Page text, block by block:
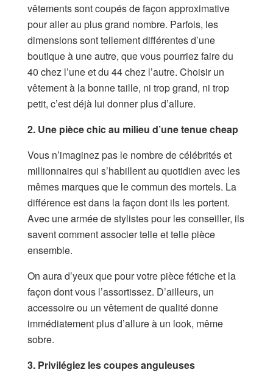
vêtements sont coupés de façon approximative
pour aller au plus grand nombre. Parfois, les
dimensions sont tellement différentes d’une
boutique à une autre, que vous pourriez faire du
40 chez l’une et du 44 chez l’autre. Choisir un
vêtement à la bonne taille, ni trop grand, ni trop
petit, c’est déjà lui donner plus d’allure.
2. Une pièce chic au milieu d’une tenue cheap
Vous n’imaginez pas le nombre de célébrités et
millionnaires qui s’habillent au quotidien avec les
mêmes marques que le commun des mortels. La
différence est dans la façon dont ils les portent.
Avec une armée de stylistes pour les conseiller, ils
savent comment associer telle et telle pièce
ensemble.
On aura d’yeux que pour votre pièce fétiche et la
façon dont vous l’assortissez. D’ailleurs, un
accessoire ou un vêtement de qualité donne
immédiatement plus d’allure à un look, même
sobre.
3. Privilégiez les coupes anguleuses